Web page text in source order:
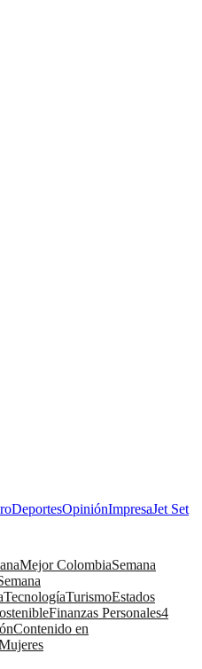
DeportesOpiniónImpresaJet Set
Mejor ColombiaSemana
TecnologíaTurismoEstados
Finanzas Personales4
Contenido en